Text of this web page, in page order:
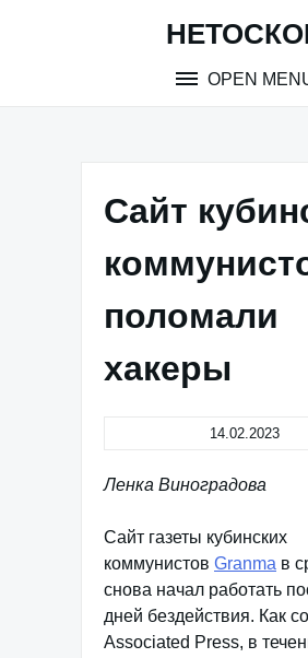
OPEN
Сайт
поломали
хакеры
14.02.2023
Ленка Виноградова
Сайт газеты кубинских
коммунистов Granma в
снова начал работать
дней бездействия. Как
Associated Press, в